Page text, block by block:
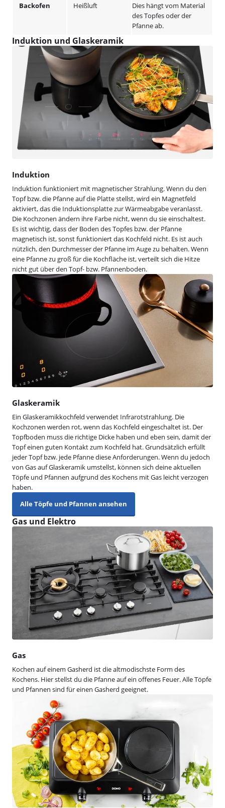
Backofen Heißluft
Dies hängt vom Material
des Topfes oder der
Pfanne ab.
Induktion und Glaskeramik
Induktion
Induktion funktioniert mit magnetischer Strahlung. Wenn du den
Topf bzw. die Pfanne auf die Platte stellst, wird ein Magnetfeld
aktiviert, das die Induktionsplatte zur Wärmeabgabe veranlasst.
Die Kochzonen ändern ihre Farbe nicht, wenn du sie einschaltest.
Es ist wichtig, dass der Boden des Topfes bzw. der Pfanne
magnetisch ist, sonst funktioniert das Kochfeld nicht. Es ist auch
nützlich, den Durchmesser der Pfanne im Auge zu behalten. Wenn
eine Pfanne zu groß für die Kochfläche ist, verteilt sich die Hitze
nicht gut über den Topf- bzw. Pfannenboden.
Glaskeramik
Ein Glaskeramikkochfeld verwendet Infrarotstrahlung. Die
Kochzonen werden rot, wenn das Kochfeld eingeschaltet ist. Der
Topfboden muss die richtige Dicke haben und eben sein, damit der
Topf einen guten Kontakt zum Kochfeld hat. Grundsätzlich erfüllt
jeder Topf bzw. jede Pfanne diese Anforderungen. Wenn du jedoch
von Gas auf Glaskeramik umstellst, können sich deine aktuellen
Töpfe und Pfannen aufgrund des Kochens mit Gas leicht verzogen
haben.
Alle Töpfe und Pfannen ansehen
Gas und Elektro
Gas
Kochen auf einem Gasherd ist die altmodischste Form des
Kochens. Hier stellst du die Pfanne auf ein offenes Feuer. Alle Töpfe
und Pfannen sind für einen Gasherd geeignet.